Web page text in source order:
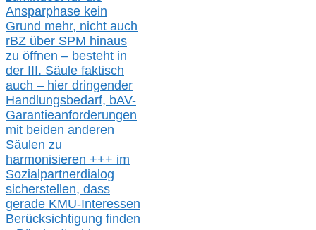
Ansparphase kein
Grund mehr, nicht auch
rBZ über SPM hinaus
zu öffnen – besteht in
der III. Säule faktisch
auch – hier dringender
Handlungsbedarf, bAV-
Garantieanforderungen
mit beiden anderen
Säulen zu
harmonisieren +++ im
Sozialpartnerdialog
sicherstellen, dass
gerade KMU-Interessen
Berücksichtigung finden